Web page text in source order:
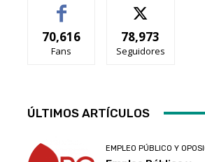
Telegram
70,616
Fans
78,973
Seguidores
ÚLTIMOS ARTÍCULOS
EMPLEO PÚBLICO Y